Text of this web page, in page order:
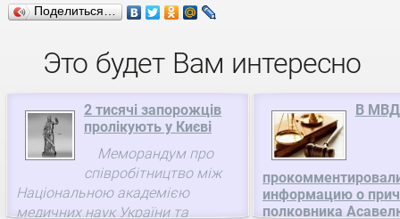
Поделиться…
Это будет Вам интересно
2 тисячі запорожців
пролікують у Києві
Меморандум про
співробітництво між
Національною академією
медичних наук України та
В МВД
информацию о
полковника